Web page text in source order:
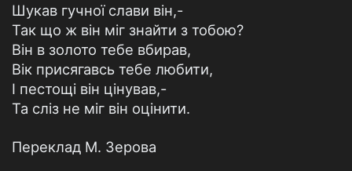
Шукав гучної слави він,-
Так що ж він міг знайти з тобою?
Він в золото тебе вбирав,
Вік присягавсь тебе любити,
I пестощі він цінував,-
Та сліз не міг він оцінити.
Переклад М. Зерова